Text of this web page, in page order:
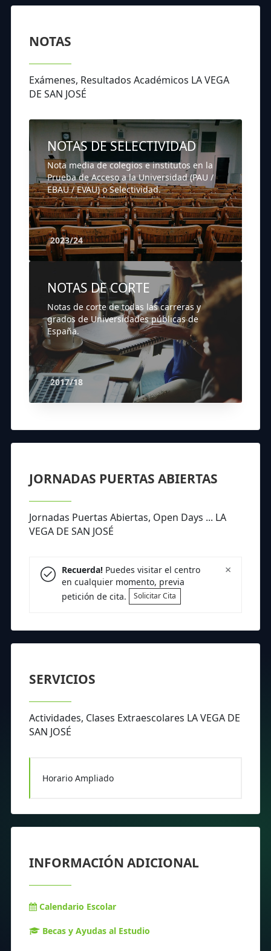
NOTAS
Exámenes, Resultados Académicos LA VEGA
DE SAN JOSÉ
NOTAS DE SELECTIVIDAD
Nota media de colegios e institutos en la
Prueba de Acceso a la Universidad (PAU /
EBAU / EVAU) o Selectividad.
2023/24
NOTAS DE CORTE
Notas de corte de todas las carreras y
grados de Universidades públicas de
España.
2017/18
JORNADAS PUERTAS ABIERTAS
Jornadas Puertas Abiertas, Open Days ... LA
VEGA DE SAN JOSÉ
×
Recuerda!Puedes visitar el centro
en cualquier momento, previa
petición de cita.
Solicitar Cita
SERVICIOS
Actividades, Clases Extraescolares LA VEGA DE
SAN JOSÉ
Horario Ampliado
INFORMACIÓN ADICIONAL
Calendario Escolar
Becas y Ayudas al Estudio